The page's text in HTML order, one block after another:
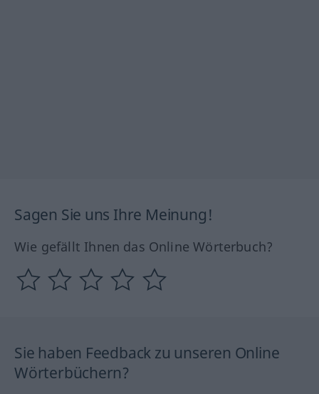
Sagen Sie uns Ihre Meinung!
Wie gefällt Ihnen das Online Wörterbuch?
Sie haben Feedback zu unseren Online
Wörterbüchern?